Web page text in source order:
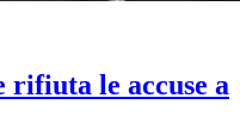
rifiuta le accuse a